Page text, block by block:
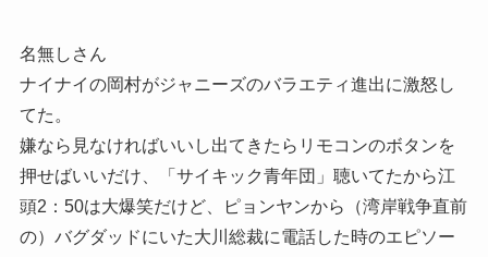
名無しさん
ナイナイの岡村がジャニーズのバラエティ進出に激怒し
てた。
嫌なら見なければいいし出てきたらリモコンのボタンを
押せばいいだけ、「サイキック青年団」聴いてたから江
頭2：50は大爆笑だけど、ピョンヤンから（湾岸戦争直前
の）バグダッドにいた大川総裁に電話した時のエピソー